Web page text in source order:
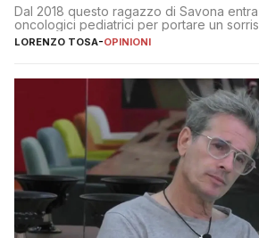
Dal 2018 questo ragazzo di Savona
oncologici pediatrici per portare un
LORENZO TOSA-OPINIONI